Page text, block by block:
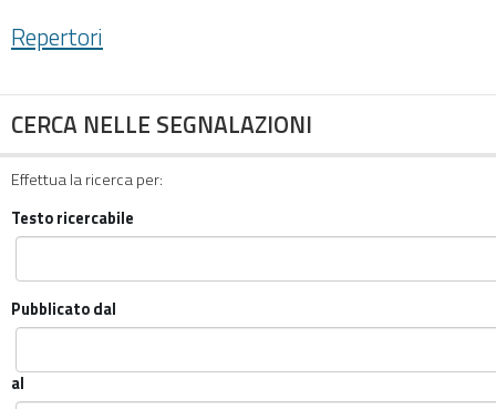
Repertori
CERCA NELLE SEGNALAZIONI
Effettua la ricerca per:
Testo ricercabile
Pubblicato dal
al